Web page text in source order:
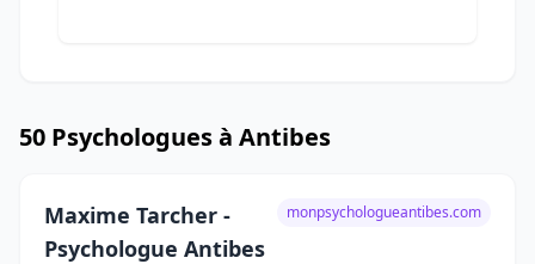
50 Psychologues à Antibes
Maxime Tarcher -
Psychologue Antibes
monpsychologueantibes.com